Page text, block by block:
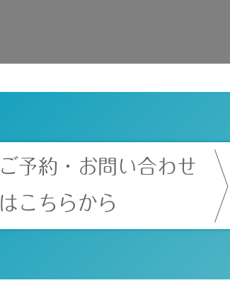
ご予約・お問い合わせ
はこちらから